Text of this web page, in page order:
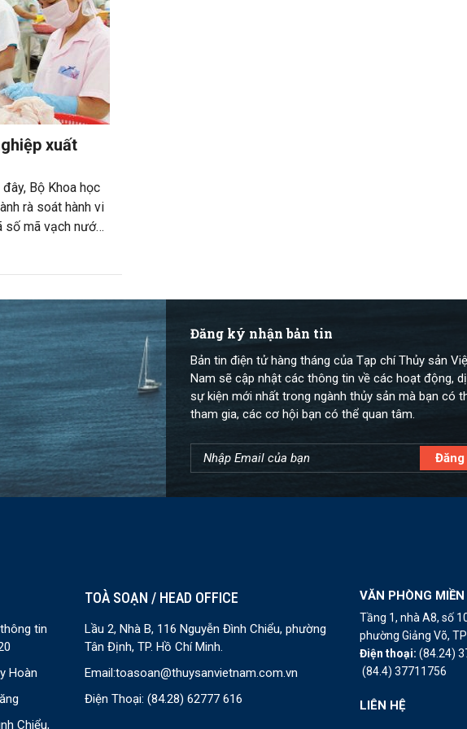
xuất
Bộ Khoa học
rà soát hành vi
số mã vạch nước
nhiều doanh
Đăng ký nhận bản tin
Bản tin điện tử hàng tháng của Tạp chí Thủy sản
Nam sẽ cập nhật các thông tin về các hoạt động,
sự kiện mới nhất trong ngành thủy sản mà bạn có
tham gia, các cơ hội bạn có thể quan tâm.
tin
Hoàn
Chiểu,
TOÀ SOẠN / HEAD OFFICE
Lầu 2, Nhà B, 116 Nguyễn Đình Chiểu, phường
Tân Định, TP. Hồ Chí Minh.
Email:toasoan@thuysanvietnam.com.vn
Điện Thoại: (84.28) 62777 616
VĂN PHÒNG
Tầng 1, nhà A8, số
phường Giảng Võ,
Điện thoại:(84.24)
(84.4) 37711756
LIÊN HỆ